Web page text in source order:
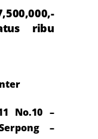
,500,000,-
ribu
No.10 –
–